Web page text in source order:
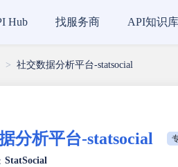
Hub 找服务商 API知识库
> 社交数据分析平台-statsocial
分析平台-statsocial
StatSocial